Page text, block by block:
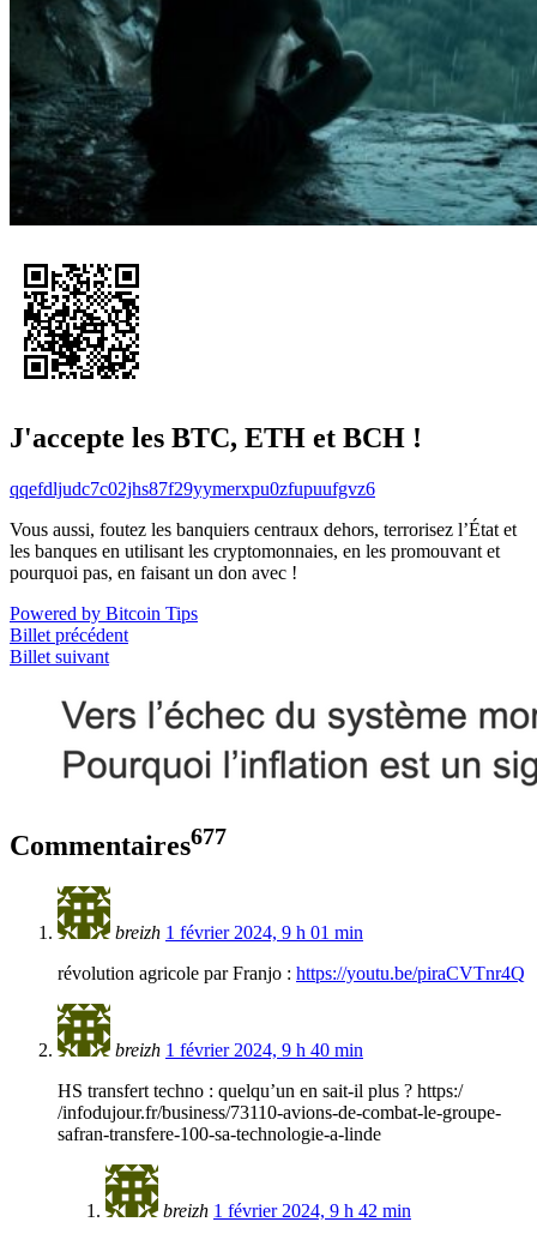
J'accepte les BTC, ETH et BCH !
qqefdljudc7c02jhs87f29yymerxpu0zfupuufgvz6
Vous aussi, foutez les banquiers centraux dehors, terrorisez l’État et
les banques en utilisant les cryptomonnaies, en les promouvant et
pourquoi pas, en faisant un don avec !
Powered by Bitcoin Tips
Billet précédent
Billet suivant
Commentaires677
breizh 1 février 2024, 9 h 01 min
révolution agricole par Franjo : https://youtu.be/piraCVTnr4Q
breizh 1 février 2024, 9 h 40 min
HS transfert techno : quelqu’un en sait-il plus ? https:/
/infodujour.fr/business/73110-avions-de-combat-le-groupe-
safran-transfere-100-sa-technologie-a-linde
breizh 1 février 2024, 9 h 42 min